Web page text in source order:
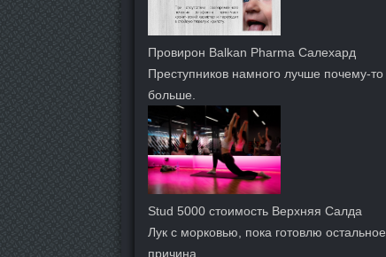
Провирон Balkan Pharma Салехард
Преступников намного лучше почему-то
больше.
Stud 5000 стоимость Верхняя Салда
Лук с морковью, пока готовлю остальное
причина.